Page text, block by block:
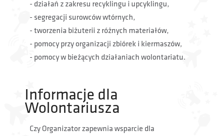
- działań z zakresu recyklingu i upcyklingu,
- segregacji surowców wtórnych,
- tworzenia biżuterii z różnych materiałów,
- pomocy przy organizacji zbiórek i kiermaszów,
- pomocy w bieżących działaniach wolontariatu.
Informacje dla
Wolontariusza
Czy Organizator zapewnia wsparcie dla